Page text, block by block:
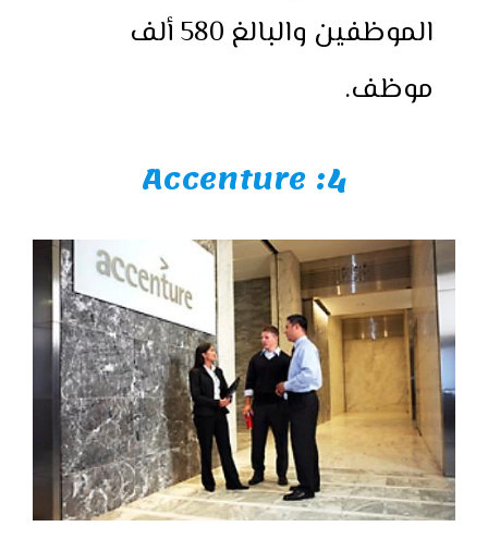
الموظفين والبالغ 580 ألف
موظف.
4: Accenture